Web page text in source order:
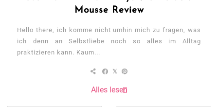
Mousse Review
Hello there, ich komme nicht umhin mich zu fragen, was
ich denn an Selbstliebe noch so alles im Alltag
praktizieren kann. Kaum...
Alles lesen